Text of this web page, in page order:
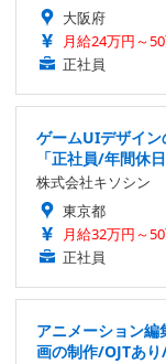
大阪府
月給24万円～
正社員
ゲームUIデザイン
「正社員/年間休
株式会社キソシン
東京都
月給32万円～
正社員
アニメーション
画の制作/OJTあ